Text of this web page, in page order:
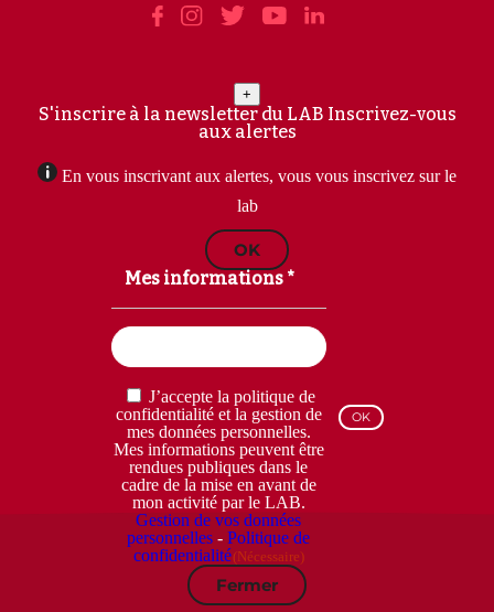
+
S'inscrire à la newsletter du LAB Inscrivez-vous
aux alertes
En vous inscrivant aux alertes, vous vous inscrivez sur le
lab
OK
Mes informations *
RGPD
(Nécessaire)
J’accepte la politique de
confidentialité et la gestion de
mes données personnelles.
Mes informations peuvent être
rendues publiques dans le
cadre de la mise en avant de
mon activité par le LAB.
Gestion de vos données
personnelles -Politique de
confidentialité(Nécessaire)
Fermer